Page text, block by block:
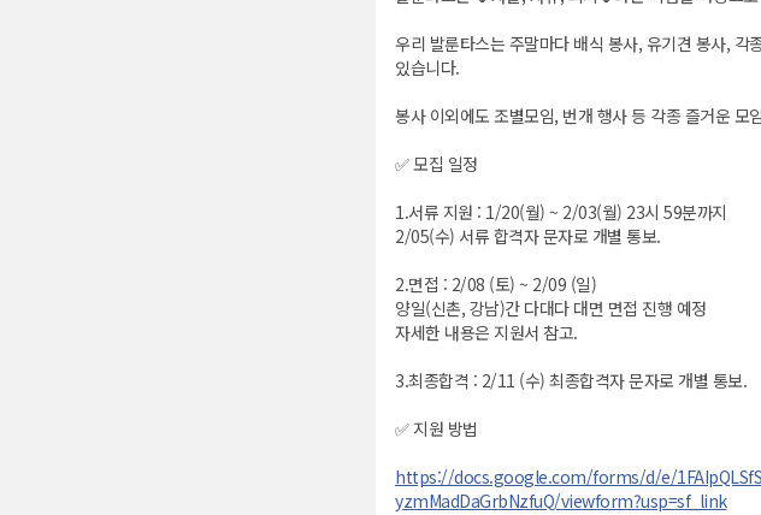
우리 발룬타스는 주말마다 배식 봉사, 유기견 봉사,
있습니다.
봉사 이외에도 조별모임, 번개 행사 등 각종 즐거운
✅ 모집 일정
1.서류 지원 : 1/20(월) ~ 2/03(월) 23시 59분까지
2/05(수) 서류 합격자 문자로 개별 통보.
2.면접 : 2/08 (토) ~ 2/09 (일)
양일(신촌, 강남)간 다대다 대면 면접 진행 예정
자세한 내용은 지원서 참고.
3.최종합격 : 2/11 (수) 최종합격자 문자로 개별 통보.
✅ 지원 방법
https://docs.google.com/forms/d/e/
yzmMadDaGrbNzfuQ/viewform?usp=sf_link